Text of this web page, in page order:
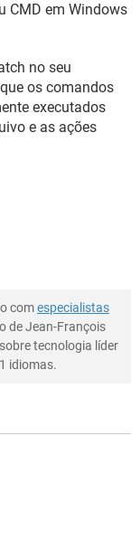
CMD em Windows
no seu
os comandos
executados
e as ações
comespecialistas
de Jean-François
tecnologia líder
idiomas.